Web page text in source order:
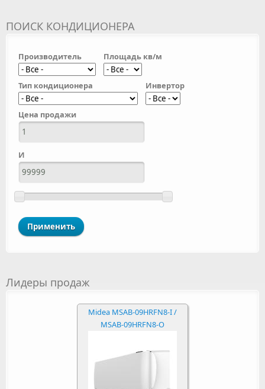
ПОИСК КОНДИЦИОНЕРА
Производитель Площадь кв/м
Тип кондиционера Инвертор
Цена продажи
И
Лидеры продаж
Midea MSAB-09HRFN8-I /
MSAB-09HRFN8-O